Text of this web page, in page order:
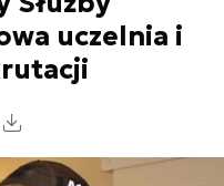
uczelnia i